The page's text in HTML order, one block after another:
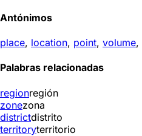
Antónimos
place, location, point, volume,
Palabras relacionadas
regionregión
zonezona
districtdistrito
territoryterritorio